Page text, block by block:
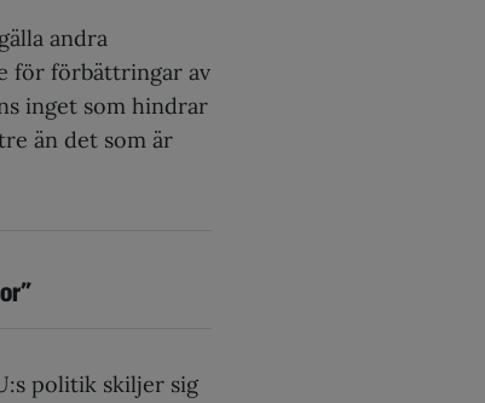
andra
för förbättringar av
inget som hindrar
än det som är
politik skiljer sig